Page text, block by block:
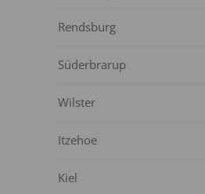
Rendsburg
Süderbrarup
Wilster
Itzehoe
Kiel